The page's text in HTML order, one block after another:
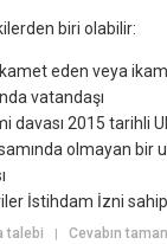
biri olabilir:
eden veya
vatandaşı
davası 2015 tarihli
olmayan bir
İstihdam İzni
talebi |Cevabın